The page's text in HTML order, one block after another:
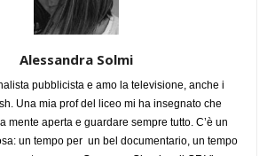
Alessandra Solmi
pubblicista e amo la televisione, anche i
Una mia prof del liceo mi ha insegnato che
mente aperta e guardare sempre tutto. C’è un
un tempo per un bel documentario, un tempo